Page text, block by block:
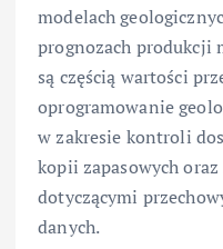
modelach
prognozach produkcji
są częścią wartości
oprogramowanie
w zakresie kontroli
kopii zapasowych
dotyczącymi
danych.